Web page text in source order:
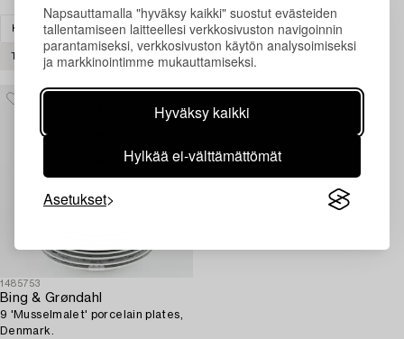
Napsauttamalla "hyväksy kaikki" suostut evästeiden
tallentamiseen laitteellesi verkkosivuston navigoinnin
parantamiseksi, verkkosivuston käytön analysoimiseksi
ja markkinointimme mukauttamiseksi.
Hyväksy kaikki
Hylkää ei-välttämättömät
Asetukset
KERAMIIKKA & POSLIINI SKANDINAAVINEN
TYHJENNÄ KAIKKI
1485753
Bing & Grøndahl
9 'Musselmalet' porcelain plates,
Denmark.